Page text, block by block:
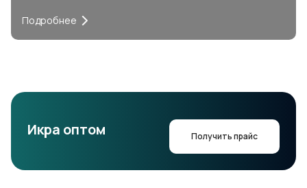
Подробнее
Икра оптом Получить прайс